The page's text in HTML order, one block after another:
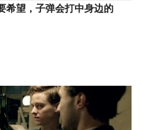
希望，子弹会打中身边的